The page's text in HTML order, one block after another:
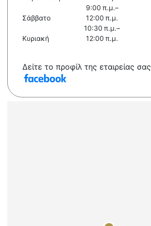
Σάββατο
9:00 π.μ.–
12:00 π.μ.
Κυριακή
10:30 π.μ.–
12:00 π.μ.
Δείτε το προφίλ της εταιρείας σας